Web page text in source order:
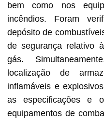
bem como nos
incêndios. Foram
depósito de
de segurança relativo
gás.
localização de
inflamáveis e
as especificações e
equipamentos de